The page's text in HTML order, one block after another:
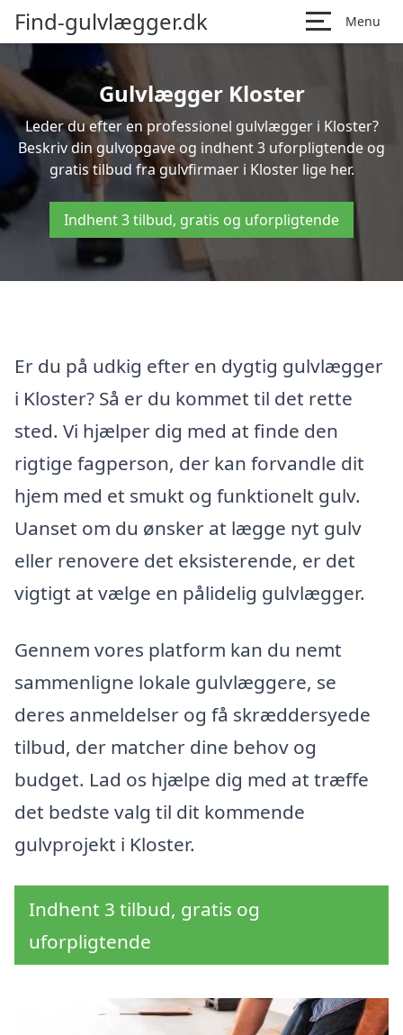
Find-gulvlægger.dk Menu
Gulvlægger Kloster
Leder du efter en professionel gulvlægger i Kloster?
Beskriv din gulvopgave og indhent 3 uforpligtende og
gratis tilbud fra gulvfirmaer i Kloster lige her.
Indhent 3 tilbud, gratis og uforpligtende
Er du på udkig efter en dygtig gulvlægger
i Kloster? Så er du kommet til det rette
sted. Vi hjælper dig med at finde den
rigtige fagperson, der kan forvandle dit
hjem med et smukt og funktionelt gulv.
Uanset om du ønsker at lægge nyt gulv
eller renovere det eksisterende, er det
vigtigt at vælge en pålidelig gulvlægger.
Gennem vores platform kan du nemt
sammenligne lokale gulvlæggere, se
deres anmeldelser og få skræddersyede
tilbud, der matcher dine behov og
budget. Lad os hjælpe dig med at træffe
det bedste valg til dit kommende
gulvprojekt i Kloster.
Indhent 3 tilbud, gratis og
uforpligtende